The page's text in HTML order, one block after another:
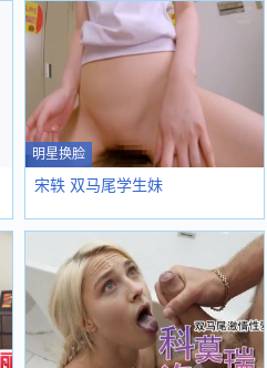
明星换脸
宋轶 双马尾学生妹